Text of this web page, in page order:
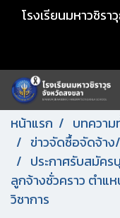
โรงเรียนมหาวชิร
หน้าแรก
บทควา
ข่าวจัดซื้อจัดจ้า
ประกาศรับสมัคร
ลูกจ้างชั่วคราว ตำแ
วิชาการ